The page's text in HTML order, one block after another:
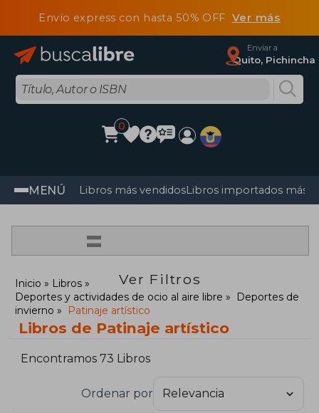
Envío express con hasta 50% OFF Ver más
Enviar a
Quito, Pichincha
0
MENÚ Libros más vendidosLibros importados más
=
Ver Filtros
Inicio
Libros
Deportes y actividades de ocio al aire libre
Deportes de
invierno
Patinaje artístico
Libros de Patinaje artístico
Encontramos 73 Libros
Ordenar por